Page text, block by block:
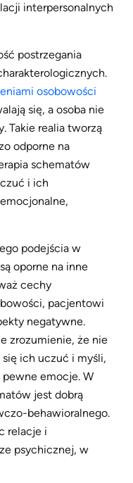
interpersonalnych
postrzegania
osobowości
się, a osoba nie
Takie realia tworzą
odporne na
schematów
i ich
podejścia w
oporne na inne
cechy
pacjentowi
negatywne.
zrozumienie, że nie
ich uczuć i myśli,
emocje. W
jest dobrą
behawioralnego.
relacje i
psychicznej, w